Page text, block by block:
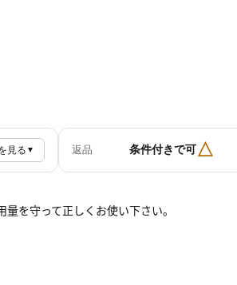
見る ▼ 返品 条件付きで可△
を守って正しくお使い下さい。